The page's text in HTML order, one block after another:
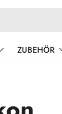
ZUBEHÖR